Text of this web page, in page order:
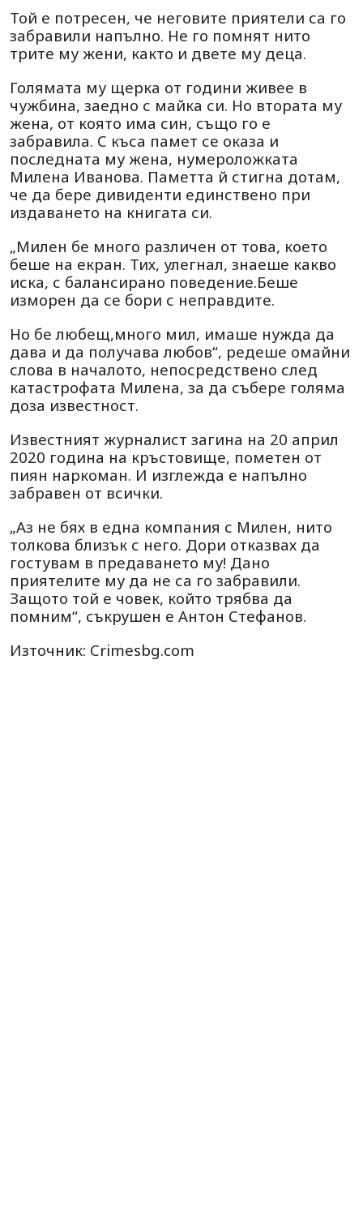
Той е потресен, че неговите приятели са го
забравили напълно. Не го помнят нито
трите му жени, както и двете му деца.
Голямата му щерка от години живее в
чужбина, заедно с майка си. Но втората му
жена, от която има син, също го е
забравила. С къса памет се оказа и
последната му жена, нумероложката
Милена Иванова. Паметта й стигна дотам,
че да бере дивиденти единствено при
издаването на книгата си.
„Милен бе много различен от това, което
беше на екран. Тих, улегнал, знаеше какво
иска, с балансирано поведение.Беше
изморен да се бори с неправдите.
Но бе любещ,много мил, имаше нужда да
дава и да получава любов“, редеше омайни
слова в началото, непосредствено след
катастрофата Милена, за да събере голяма
доза известност.
Известният журналист загина на 20 април
2020 година на кръстовище, пометен от
пиян наркоман. И изглежда е напълно
забравен от всички.
„Аз не бях в една компания с Милен, нито
толкова близък с него. Дори отказвах да
гостувам в предаването му! Дано
приятелите му да не са го забравили.
Защото той е човек, който трябва да
помним“, съкрушен е Антон Стефанов.
Източник: Crimesbg.com